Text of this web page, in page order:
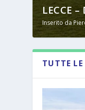
LECCE
Inserito da
TUTTE